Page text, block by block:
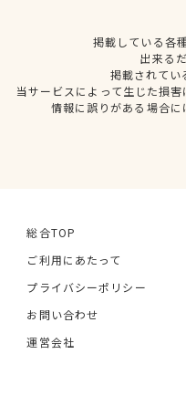
掲載している各
出来る
掲載されて
当サービスによって生じた損
情報に誤りがある場合
総合TOP
ご利用にあたって
プライバシーポリシー
お問い合わせ
運営会社